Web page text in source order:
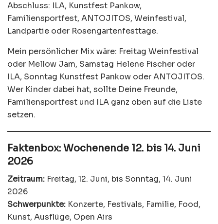
Abschluss: ILA, Kunstfest Pankow,
Familiensportfest, ANTOJITOS, Weinfestival,
Landpartie oder Rosengartenfesttage.
Mein persönlicher Mix wäre: Freitag Weinfestival
oder Mellow Jam, Samstag Helene Fischer oder
ILA, Sonntag Kunstfest Pankow oder ANTOJITOS.
Wer Kinder dabei hat, sollte Deine Freunde,
Familiensportfest und ILA ganz oben auf die Liste
setzen.
Faktenbox: Wochenende 12. bis 14. Juni
2026
Zeitraum: Freitag, 12. Juni, bis Sonntag, 14. Juni
2026
Schwerpunkte: Konzerte, Festivals, Familie, Food,
Kunst, Ausflüge, Open Airs